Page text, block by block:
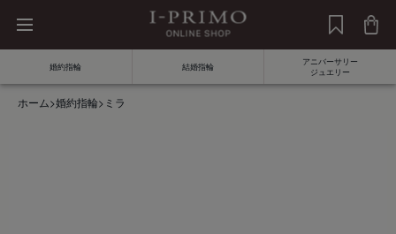
婚約指輪 結婚指輪
アニバーサリー
ジュエリー
ホーム>婚約指輪> ミラ